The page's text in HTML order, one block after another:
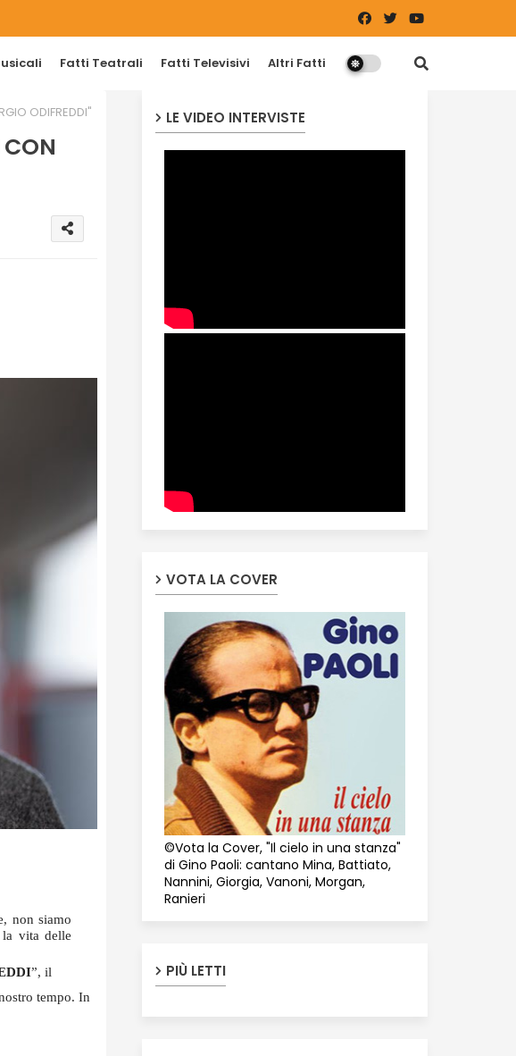
Fatti Teatrali Fatti Televisivi Altri Fatti
ODIFREDDI"
CON
non siamo
vita delle
”, il
tempo. In
LE VIDEO INTERVISTE
VOTA LA COVER
©Vota la Cover, "Il cielo in una stanza"
di Gino Paoli: cantano Mina, Battiato,
Nannini, Giorgia, Vanoni, Morgan,
Ranieri
PIÙ LETTI